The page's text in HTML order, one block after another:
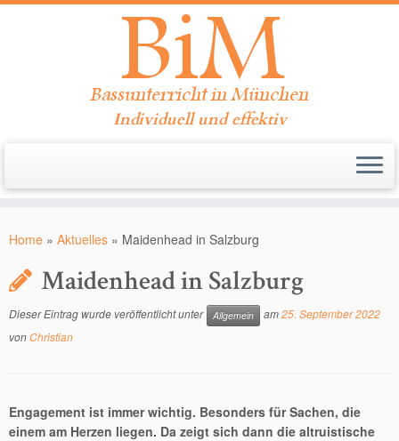
Inhalt
Individuell und effektiv
Home » Aktuelles » Maidenhead in Salzburg
Maidenhead in Salzburg
Dieser Eintrag wurde veröffentlicht unter Allgemein am25. September 2022
vonChristian
Engagement ist immer wichtig. Besonders für Sachen, die
einem am Herzen liegen. Da zeigt sich dann die altruistische